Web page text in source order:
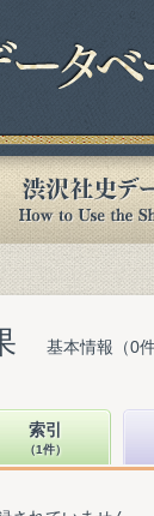
基本情報（0
索引
（1件）